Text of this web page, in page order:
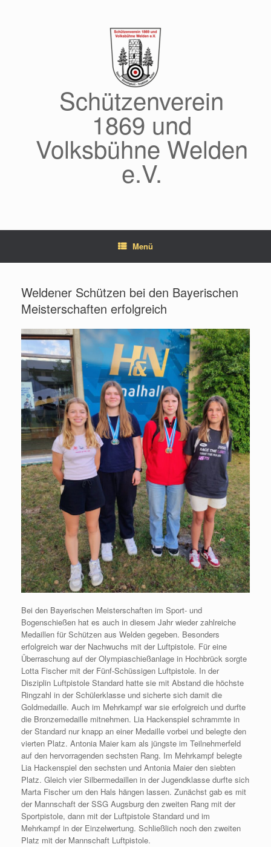
Schützenverein
1869 und
Volksbühne Welden
e.V.
Menü
Weldener Schützen bei den Bayerischen
Meisterschaften erfolgreich
Bei den Bayerischen Meisterschaften im Sport- und
Bogenschießen hat es auch in diesem Jahr wieder zahlreiche
Medaillen für Schützen aus Welden gegeben. Besonders
erfolgreich war der Nachwuchs mit der Luftpistole. Für eine
Überraschung auf der Olympiaschießanlage in Hochbrück sorgte
Lotta Fischer mit der Fünf-Schüssigen Luftpistole. In der
Disziplin Luftpistole Standard hatte sie mit Abstand die höchste
Ringzahl in der Schülerklasse und sicherte sich damit die
Goldmedaille. Auch im Mehrkampf war sie erfolgreich und durfte
die Bronzemedaille mitnehmen. Lia Hackenspiel schrammte in
der Standard nur knapp an einer Medaille vorbei und belegte den
vierten Platz. Antonia Maier kam als jüngste im Teilnehmerfeld
auf den hervorragenden sechsten Rang. Im Mehrkampf belegte
Lia Hackenspiel den sechsten und Antonia Maier den siebten
Platz. Gleich vier Silbermedaillen in der Jugendklasse durfte sich
Marta Fischer um den Hals hängen lassen. Zunächst gab es mit
der Mannschaft der SSG Augsburg den zweiten Rang mit der
Sportpistole, dann mit der Luftpistole Standard und im
Mehrkampf in der Einzelwertung. Schließlich noch den zweiten
Platz mit der Mannschaft Luftpistole.